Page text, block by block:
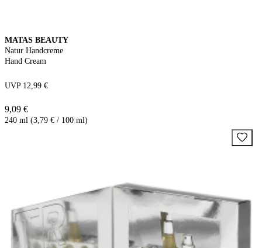
MATAS BEAUTY
Natur Handcreme
Hand Cream
UVP 12,99 €
9,09 €
240 ml (3,79 € / 100 ml)